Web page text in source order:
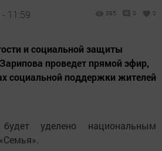
11:59 395 0 0
и социальной защиты
проведет прямой эфир,
социальной поддержки жителей
уделено национальным